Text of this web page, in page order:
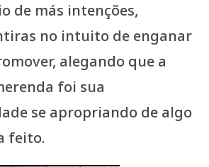
de más intenções,
no intuito de enganar
alegando que a
foi sua
se apropriando de algo
feito.